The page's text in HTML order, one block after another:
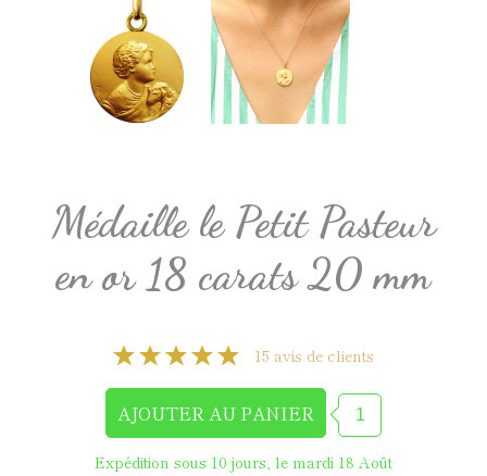
Médaille le Petit Pasteur
en or 18 carats 20 mm
15 avis de clients
Expédition sous 10 jours, le mardi 18 Août